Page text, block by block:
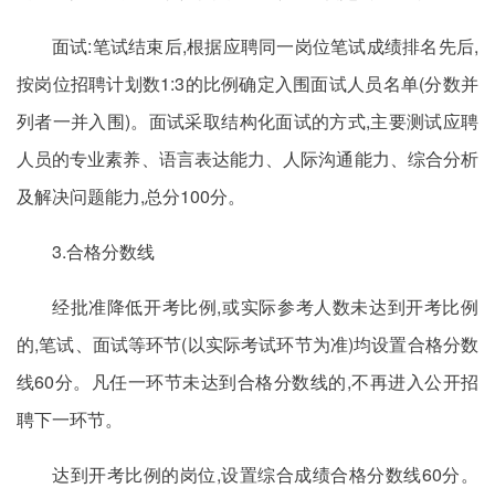
面试:笔试结束后,根据应聘同一岗位笔试成绩排名先后,
按岗位招聘计划数1:3的比例确定入围面试人员名单(分数并
列者一并入围)。面试采取结构化面试的方式,主要测试应聘
人员的专业素养、语言表达能力、人际沟通能力、综合分析
及解决问题能力,总分100分。
3.合格分数线
经批准降低开考比例,或实际参考人数未达到开考比例
的,笔试、面试等环节(以实际考试环节为准)均设置合格分数
线60分。凡任一环节未达到合格分数线的,不再进入公开招
聘下一环节。
达到开考比例的岗位,设置综合成绩合格分数线60分。